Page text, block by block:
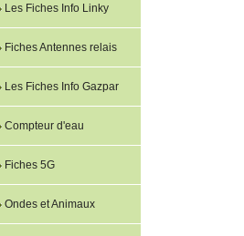
Les Fiches Info Linky
Fiches Antennes relais
Les Fiches Info Gazpar
Compteur d'eau
Fiches 5G
Ondes et Animaux